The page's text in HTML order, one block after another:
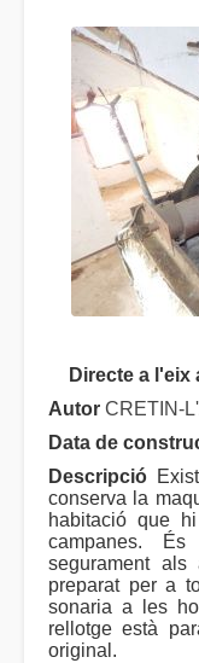
Directe a l'eix
Autor CRETIN-
Data de
Descripció
conserva la
habitació que
campanes.
segurament
preparat per a
sonaria a les
rellotge està
original.